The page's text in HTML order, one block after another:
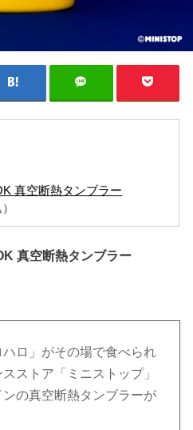
真空断熱タンブラー
真空断熱タンブラー
ロ」がその場で食べられ
ストア「ミニストップ」
の真空断熱タンブラーが